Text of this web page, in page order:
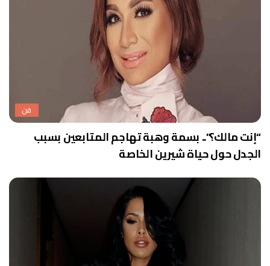
فن
“إنت مالك؟”.. بسمة وهبة تهاجم المتابعين بسبب
الجدل حول حياة شيرين الخاصة